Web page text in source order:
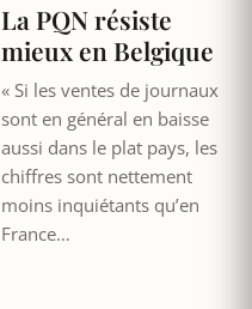
La PQN résiste
mieux en Belgique
« Si les ventes de journaux
sont en général en baisse
aussi dans le plat pays, les
chiffres sont nettement
moins inquiétants qu’en
France…